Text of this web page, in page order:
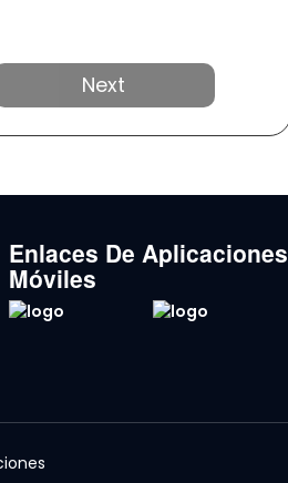
Próximo
Enlaces De Aplicaciones
Móviles